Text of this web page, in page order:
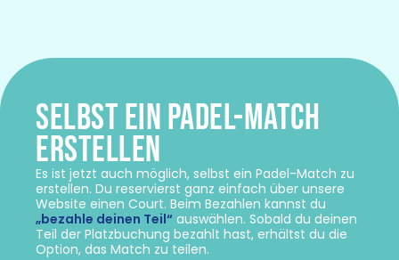
SELBST EIN PADEL-MATCH
ERSTELLEN
Es ist jetzt auch möglich, selbst ein Padel-Match zu
erstellen. Du reservierst ganz einfach über unsere
Website einen Court. Beim Bezahlen kannst du
„bezahle deinen Teil“ auswählen. Sobald du deinen
Teil der Platzbuchung bezahlt hast, erhältst du die
Option, das Match zu teilen.